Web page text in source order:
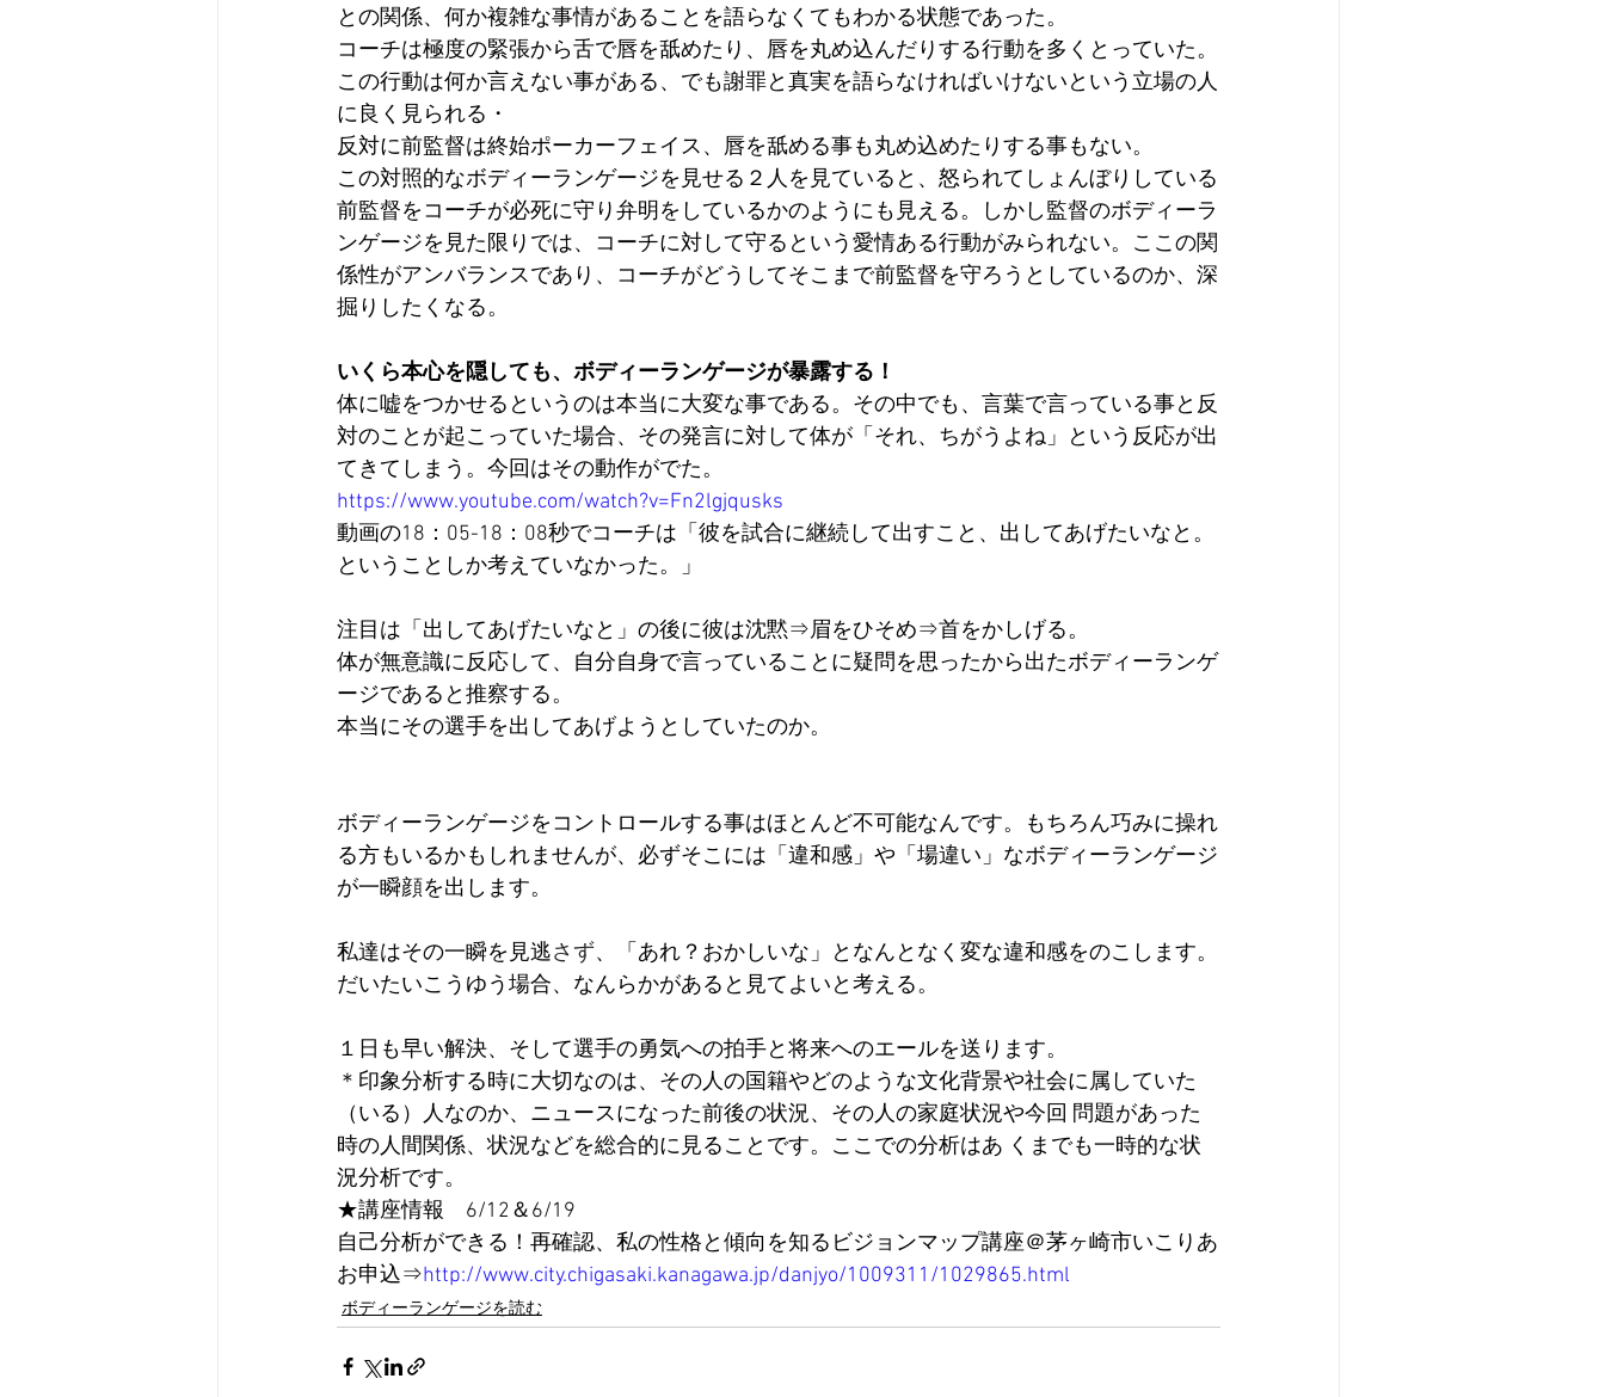
との関係、何か複雑な事情があることを語らなくてもわかる状態であった。
コーチは極度の緊張から舌で唇を舐めたり、唇を丸め込んだりする行動を多くとっていた。
この行動は何か言えない事がある、でも謝罪と真実を語らなければいけないという立場の人
に良く見られる・
反対に前監督は終始ポーカーフェイス、唇を舐める事も丸め込めたりする事もない。
この対照的なボディーランゲージを見せる２人を見ていると、怒られてしょんぼりしている
前監督をコーチが必死に守り弁明をしているかのようにも見える。しかし監督のボディーラ
ンゲージを見た限りでは、コーチに対して守るという愛情ある行動がみられない。ここの関
係性がアンバランスであり、コーチがどうしてそこまで前監督を守ろうとしているのか、深
掘りしたくなる。
いくら本心を隠しても、ボディーランゲージが暴露する！
体に嘘をつかせるというのは本当に大変な事である。その中でも、言葉で言っている事と反
対のことが起こっていた場合、その発言に対して体が「それ、ちがうよね」という反応が出
てきてしまう。今回はその動作がでた。
https://www.youtube.com/watch?v=Fn2lgjqusks
動画の18：05-18：08秒でコーチは「彼を試合に継続して出すこと、出してあげたいなと。
ということしか考えていなかった。」
注目は「出してあげたいなと」の後に彼は沈黙⇒眉をひそめ⇒首をかしげる。
体が無意識に反応して、自分自身で言っていることに疑問を思ったから出たボディーランゲ
ージであると推察する。
本当にその選手を出してあげようとしていたのか。
ボディーランゲージをコントロールする事はほとんど不可能なんです。もちろん巧みに操れ
る方もいるかもしれませんが、必ずそこには「違和感」や「場違い」なボディーランゲージ
が一瞬顔を出します。
私達はその一瞬を見逃さず、「あれ？おかしいな」となんとなく変な違和感をのこします。
だいたいこうゆう場合、なんらかがあると見てよいと考える。
１日も早い解決、そして選手の勇気への拍手と将来へのエールを送ります。
＊印象分析する時に大切なのは、その人の国籍やどのような文化背景や社会に属していた
（いる）人なのか、ニュースになった前後の状況、その人の家庭状況や今回 問題があった
時の人間関係、状況などを総合的に見ることです。ここでの分析はあ くまでも一時的な状
況分析です。
★講座情報　6/12＆6/19
自己分析ができる！再確認、私の性格と傾向を知るビジョンマップ講座＠茅ヶ崎市いこりあ
お申込⇒http://www.city.chigasaki.kanagawa.jp/danjyo/1009311/1029865.html
ボディーランゲージを読む